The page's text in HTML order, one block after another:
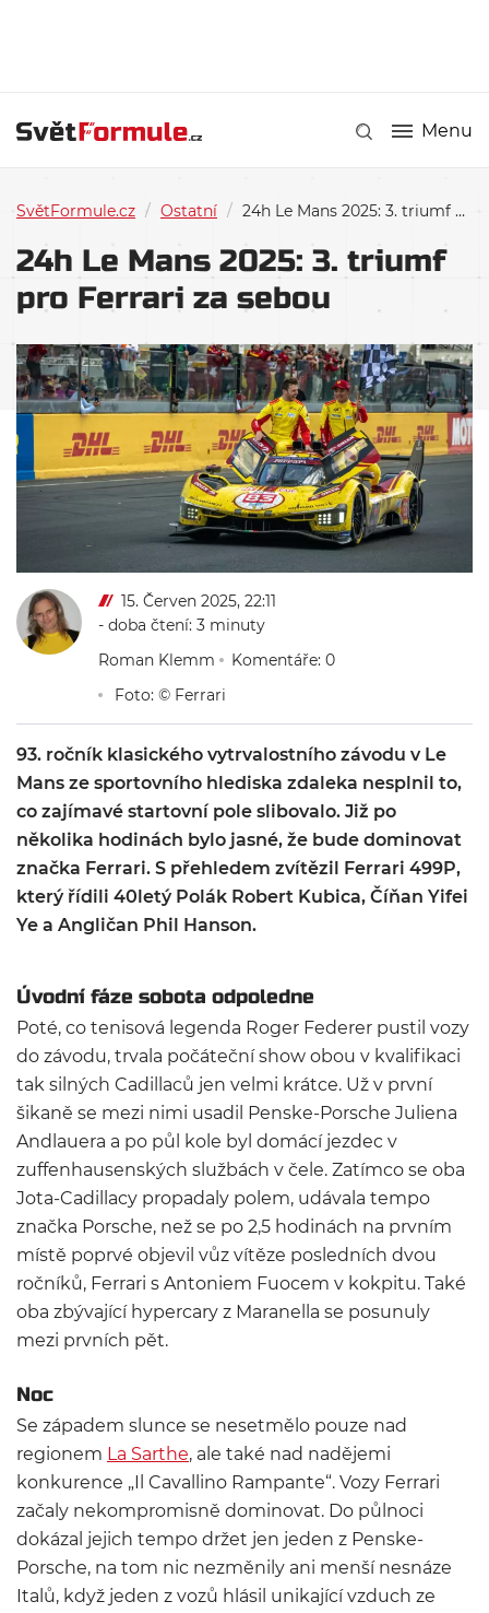
Menu
SvětFormule.cz / Ostatní / 24h Le Mans 2025: 3. triumf pro Ferrari za sebou
24h Le Mans 2025: 3. triumf
pro Ferrari za sebou
15. Červen 2025, 22:11
- doba čtení: 3 minuty
Roman Klemm
Komentáře: 0
Foto: © Ferrari
93. ročník klasického vytrvalostního závodu v Le
Mans ze sportovního hlediska zdaleka nesplnil to,
co zajímavé startovní pole slibovalo. Již po
několika hodinách bylo jasné, že bude dominovat
značka Ferrari. S přehledem zvítězil Ferrari 499P,
který řídili 40letý Polák Robert Kubica, Číňan Yifei
Ye a Angličan Phil Hanson.
Úvodní fáze sobota odpoledne
Poté, co tenisová legenda Roger Federer pustil vozy
do závodu, trvala počáteční show obou v kvalifikaci
tak silných Cadillaců jen velmi krátce. Už v první
šikaně se mezi nimi usadil Penske-Porsche Juliena
Andlauera a po půl kole byl domácí jezdec v
zuffenhausenských službách v čele. Zatímco se oba
Jota-Cadillacy propadaly polem, udávala tempo
značka Porsche, než se po 2,5 hodinách na prvním
místě poprvé objevil vůz vítěze posledních dvou
ročníků, Ferrari s Antoniem Fuocem v kokpitu. Také
oba zbývající hypercary z Maranella se posunuly
mezi prvních pět.
Noc
Se západem slunce se nesetmělo pouze nad
regionem La Sarthe, ale také nad nadějemi
konkurence „Il Cavallino Rampante“. Vozy Ferrari
začaly nekompromisně dominovat. Do půlnoci
dokázal jejich tempo držet jen jeden z Penske-
Porsche, na tom nic nezměnily ani menší nesnáze
Italů, když jeden z vozů hlásil unikající vzduch ze